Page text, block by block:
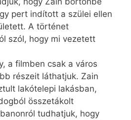
pert indított a szülei ellen
A történet
szól, hogy mi vezetett
a filmben csak a város
részeit láthatjuk. Zain
lakótelepi lakásban,
összetákolt
tudhatjuk, hogy